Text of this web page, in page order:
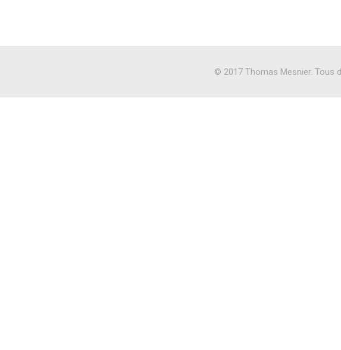
© 2017 Thomas Mesnier. Tous